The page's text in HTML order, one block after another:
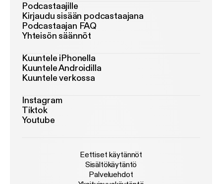
Podcastaajille
Kirjaudu sisään podcastaajana
Podcastaajan FAQ
Yhteisön säännöt
Kuuntele iPhonella
Kuuntele Androidilla
Kuuntele verkossa
Instagram
Tiktok
Youtube
Eettiset käytännöt
Sisältökäytäntö
Palveluehdot